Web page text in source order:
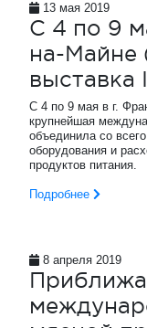
13 мая 2019
С 4 по 9
на-Майне
выставка
С 4 по 9 мая в г.
крупнейшая
объединила со
оборудования и
продуктов питания.
Подробнее
8 апреля 2019